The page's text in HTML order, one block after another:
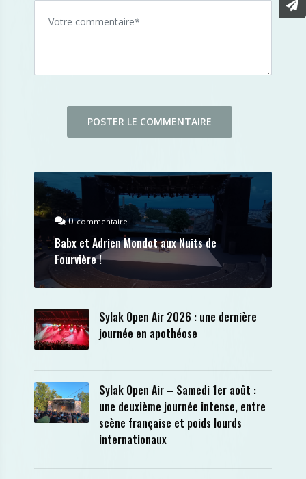
0commentaire
Babx et Adrien Mondot aux Nuits de
Fourvière !
Sylak Open Air 2026 : une dernière
journée en apothéose
Sylak Open Air – Samedi 1er août :
une deuxième journée intense, entre
scène française et poids lourds
internationaux